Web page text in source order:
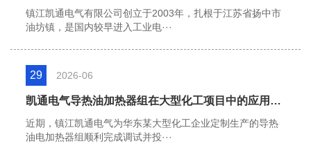
镇江凯通电气有限公司创立于2003年，扎根于江苏省扬中市
油坊镇，是国内较早进入工业电···
29 2026-06
凯通电气导热油加热器组在大型化工项目中的应用案例
近期，镇江凯通电气为华东某大型化工企业定制生产的导热
油电加热器组顺利完成调试并投···